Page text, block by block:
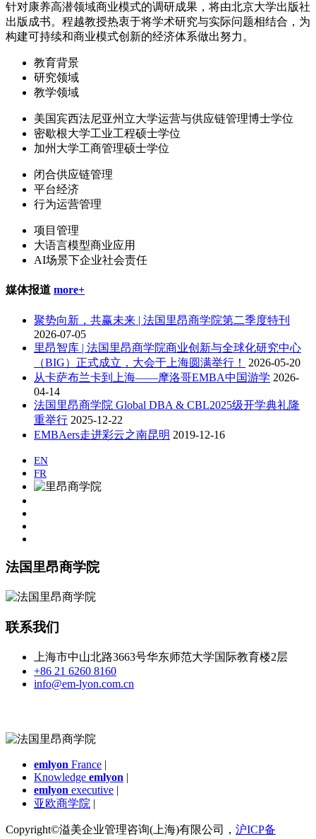
针对康养高潜领域商业模式的调研成果，将由北京大学出版社
出版成书。程越教授热衷于将学术研究与实际问题相结合，为
构建可持续和商业模式创新的经济体系做出努力。
教育背景
研究领域
教学领域
美国宾西法尼亚州立大学运营与供应链管理博士学位
密歇根大学工业工程硕士学位
加州大学工商管理硕士学位
闭合供应链管理
平台经济
行为运营管理
项目管理
大语言模型商业应用
AI场景下企业社会责任
媒体报道 more+
聚势向新，共赢未来 | 法国里昂商学院第二季度特刊
2026-07-05
里昂智库 | 法国里昂商学院商业创新与全球化研究中心
（BIG）正式成立，大会于上海圆满举行！
2026-05-20
从卡萨布兰卡到上海——摩洛哥EMBA中国游学 2026-
04-14
法国里昂商学院 Global DBA & CBL2025级开学典礼隆
重举行 2025-12-22
EMBAers走进彩云之南昆明 2019-12-16
EN
FR
法国里昂商学院
联系我们
上海市中山北路3663号华东师范大学国际教育楼2层
+86 21 6260 8160
info@em-lyon.com.cn
emlyon France |
Knowledge emlyon |
emlyon executive |
亚欧商学院 |
Copyright©溢美企业管理咨询(上海)有限公司， 沪ICP备